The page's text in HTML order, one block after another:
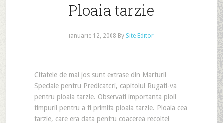
Ploaia tarzie
ianuarie 12, 2008 By Site Editor
Citatele de mai jos sunt extrase din Marturii
Speciale pentru Predicatori, capitolul Rugati-va
pentru ploaia tarzie. Observati importanta ploii
timpurii pentru a fi primita ploaia tarzie. Ploaia cea
tarzie, care era data pentru coacerea recoltei